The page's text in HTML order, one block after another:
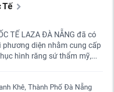
Tế
TẾ LAZA ĐÀ NẴNG đã có
diện nhằm cung cấp
hình răng sứ thẩm mỹ,...
Khê, Thành Phố Đà Nẵng